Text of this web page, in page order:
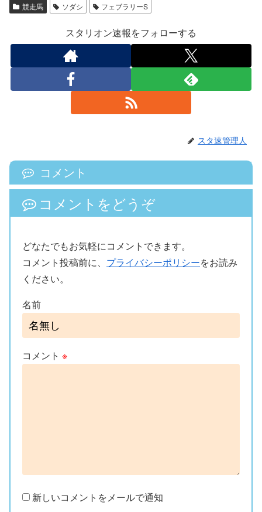
競走馬 ソダシ フェブラリーS
スタリオン速報をフォローする
スタ速管理人
コメント
コメントをどうぞ
どなたでもお気軽にコメントできます。
コメント投稿前に、 プライバシーポリシーをお読み
ください。
名前
コメント ※
新しいコメントをメールで通知